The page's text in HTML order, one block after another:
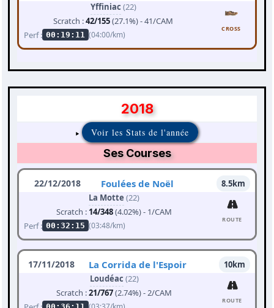
Yffiniac (22)
Scratch :42/155(27.1%) - 41/CAM
Perf : 00:19:11 (04:00/km)
CROSS
2018
Voir les Stats de l'année
Ses Courses
22/12/2018 Foulées de Noël
8.5km
La Motte (22)
Scratch : 14/348(4.02%) - 1/CAM
Perf : 00:32:15 (03:48/km)
ROUTE
17/11/2018 La Corrida de l'Espoir
10km
Loudéac (22)
Scratch :21/767(2.74%) - 2/CAM
ROUTE